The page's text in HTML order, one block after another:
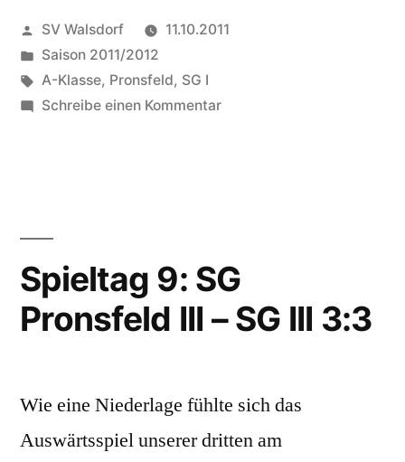
Pronsfeld
–
SG
Veröffentlicht
von
SV Walsdorf
11.10.2011
Veröffentlicht
in
Saison 2011/2012
Schlagwörter:
A-Klasse, Pronsfeld, SG I
Schreibe einen Kommentarzu
I
2:5
Spieltag 9: SG
Pronsfeld III – SG III 3:3
Wie eine Niederlage fühlte sich das
Auswärtsspiel unserer dritten am